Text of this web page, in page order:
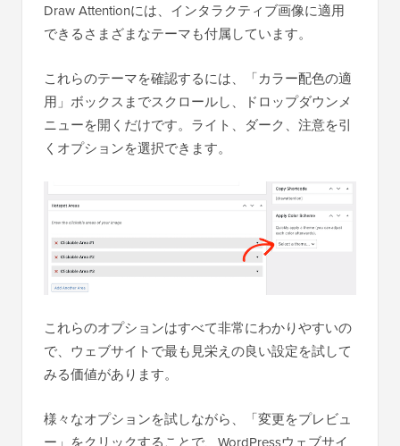
Draw Attentionには、インタラクティブ画像に適用
できるさまざまなテーマも付属しています。
これらのテーマを確認するには、「カラー配色の適
用」ボックスまでスクロールし、ドロップダウンメ
ニューを開くだけです。ライト、ダーク、注意を引
くオプションを選択できます。
これらのオプションはすべて非常にわかりやすいの
で、ウェブサイトで最も見栄えの良い設定を試して
みる価値があります。
様々なオプションを試しながら、「変更をプレビュ
ー」をクリックすることで、WordPressウェブサイ